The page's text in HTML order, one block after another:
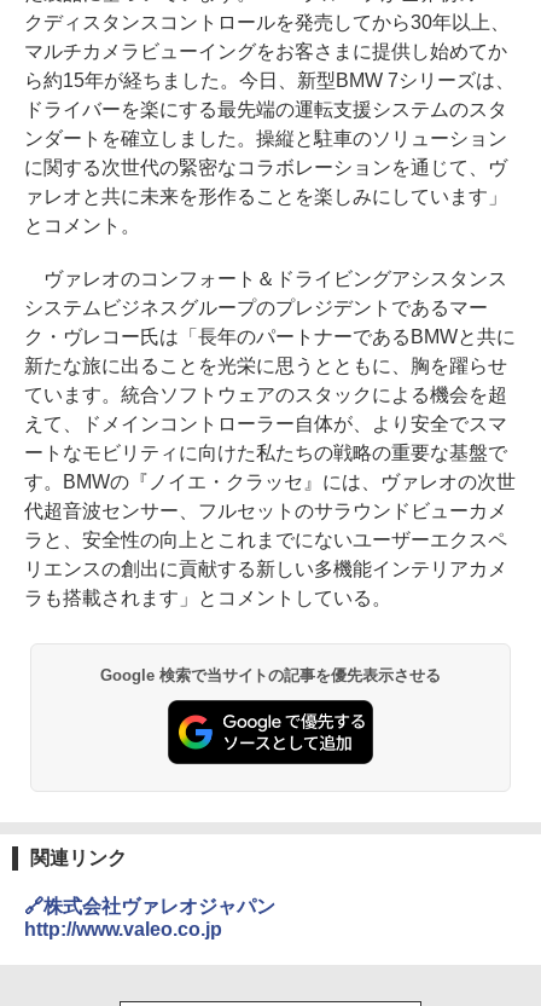
クディスタンスコントロールを発売してから30年以上、
マルチカメラビューイングをお客さまに提供し始めてか
ら約15年が経ちました。今日、新型BMW 7シリーズは、
ドライバーを楽にする最先端の運転支援システムのスタ
ンダートを確立しました。操縦と駐車のソリューション
に関する次世代の緊密なコラボレーションを通じて、ヴ
ァレオと共に未来を形作ることを楽しみにしています」
とコメント。
ヴァレオのコンフォート＆ドライビングアシスタンス
システムビジネスグループのプレジデントであるマー
ク・ヴレコー氏は「長年のパートナーであるBMWと共に
新たな旅に出ることを光栄に思うとともに、胸を躍らせ
ています。統合ソフトウェアのスタックによる機会を超
えて、ドメインコントローラー自体が、より安全でスマ
ートなモビリティに向けた私たちの戦略の重要な基盤で
す。BMWの『ノイエ・クラッセ』には、ヴァレオの次世
代超音波センサー、フルセットのサラウンドビューカメ
ラと、安全性の向上とこれまでにないユーザーエクスペ
リエンスの創出に貢献する新しい多機能インテリアカメ
ラも搭載されます」とコメントしている。
Google 検索で当サイトの記事を優先表示させる
関連リンク
🔗株式会社ヴァレオジャパン
http://www.valeo.co.jp